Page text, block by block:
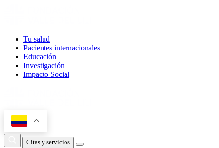
Tu salud
Pacientes internacionales
Educación
Investigación
Impacto Social
Citas y servicios